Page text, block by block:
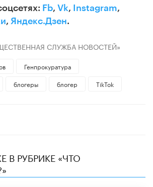
Fb, Vk, Instagram,
, Яндекс.Дзен.
СЛУЖБА НОВОСТЕЙ»
Генпрокуратура
блогеры блогер TikTok
В РУБРИКЕ «ЧТО